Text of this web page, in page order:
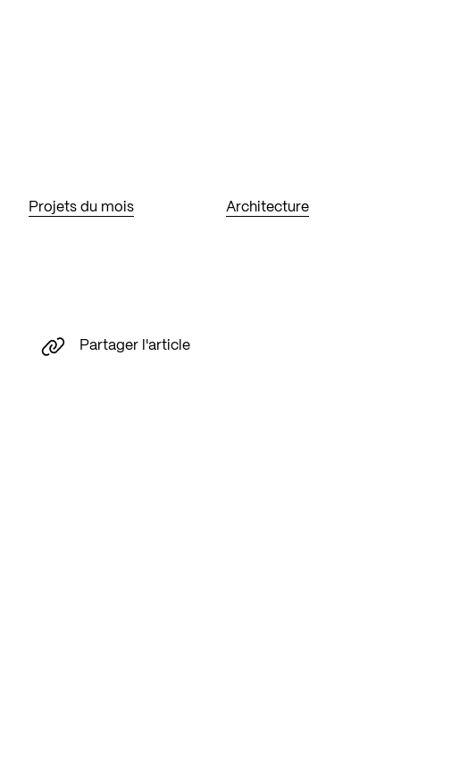
Projets du mois Architecture
Partager l'article